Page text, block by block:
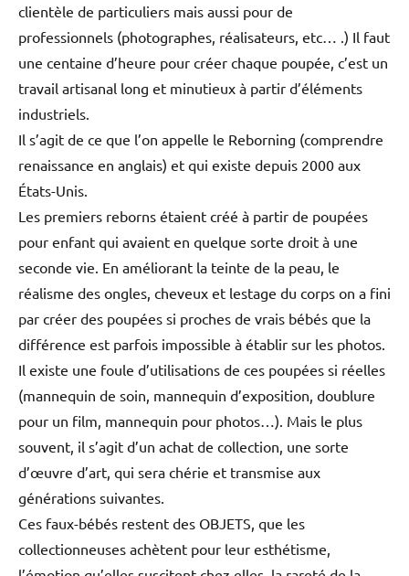
clientèle de particuliers mais aussi pour de
professionnels (photographes, réalisateurs, etc… .) Il faut
une centaine d’heure pour créer chaque poupée, c’est un
travail artisanal long et minutieux à partir d’éléments
industriels.
Il s’agit de ce que l’on appelle le Reborning (comprendre
renaissance en anglais) et qui existe depuis 2000 aux
États-Unis.
Les premiers reborns étaient créé à partir de poupées
pour enfant qui avaient en quelque sorte droit à une
seconde vie. En améliorant la teinte de la peau, le
réalisme des ongles, cheveux et lestage du corps on a fini
par créer des poupées si proches de vrais bébés que la
différence est parfois impossible à établir sur les photos.
Il existe une foule d’utilisations de ces poupées si réelles
(mannequin de soin, mannequin d’exposition, doublure
pour un film, mannequin pour photos…). Mais le plus
souvent, il s’agit d’un achat de collection, une sorte
d’œuvre d’art, qui sera chérie et transmise aux
générations suivantes.
Ces faux-bébés restent des OBJETS, que les
collectionneuses achètent pour leur esthétisme,